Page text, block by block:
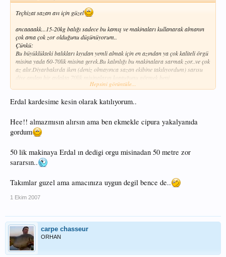
Teçhizat sazan avı için güzel
ancaaaakk...15-20kg balığı sadece bu kamış ve makinaları kullanarak almanın
çok ama çok zor olduğunu düşünüyorum..
Çünkü:
Bu büyüklükteki balıkları kıyıdan yemli almak için en azından ya çok kaliteli örgü
misina yada 60-70lik misina gerek.Bu kalınlığı bu makinalara sarmak zor..ve çok
az alır.Diyarbakırda iken (deniz olmayınca sazan ekibine takılıyordum) sarısu
diye anılan bir avlakta 70lik misinaların koptuğunu görmek beni
şaşırtmıştı.Alınan aynalılar en büyükleri 14-15 kg oluyordu.daha irilerini almak
shimano ve daıwa makine..Shımano 0.37 Misina ile avlanmama rağmen bu ara
ayarlamıştım)banamısın demeden 70m ye yakın sürükledi..avlak kayalık
oluncada biyere takıyor misinayı..20kg lik balığı düşünemiyorum
Hepsini görüntüle...
Erdal kardesime kesin olarak katılıyorum..
Hee!! almazmısın alırsın ama ben ekmekle cipura yakalyanıda
gordum
50 lik makinaya Erdal ın dedigi orgu misinadan 50 metre zor
sararsın..
Takımlar guzel ama amacınıza uygun degil bence de..
1 Ekim 2007
carpe chasseur
ORHAN